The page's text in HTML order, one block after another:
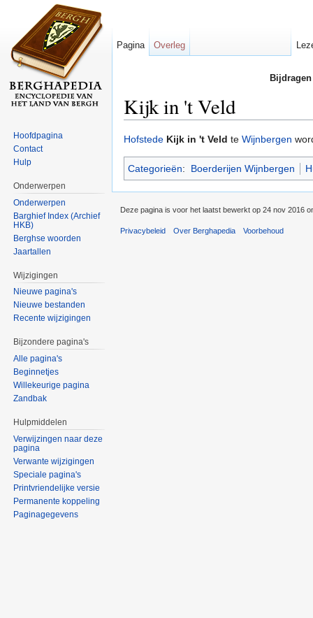
Kijk in 't Veld
Hofstede Kijk in 't Veld te Wijnbergen
Categorieën: Boerderijen Wijnbergen
Pagina Overleg
Hoofdpagina
Contact
Hulp
Onderwerpen
Onderwerpen
Barghief Index (Archief
HKB)
Berghse woorden
Jaartallen
Wijzigingen
Nieuwe pagina's
Nieuwe bestanden
Recente wijzigingen
Bijzondere pagina's
Alle pagina's
Beginnetjes
Willekeurige pagina
Zandbak
Hulpmiddelen
Verwijzingen naar deze
pagina
Verwante wijzigingen
Speciale pagina's
Printvriendelijke versie
Permanente koppeling
Paginagegevens
Deze pagina is voor het laatst bewerkt op 24 nov 2016
Privacybeleid Over Berghapedia Voorbehoud